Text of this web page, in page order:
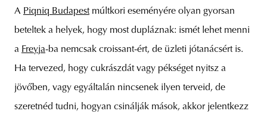
A Piqniq Budapestmúltkori eseményére olyan gyorsan
beteltek a helyek, hogy most dupláznak: ismét lehet menni
a Freyja-ba nemcsak croissant-ért, de üzleti jótanácsért is.
Ha tervezed, hogy cukrászdát vagy pékséget nyitsz a
jövőben, vagy egyáltalán nincsenek ilyen terveid, de
szeretnéd tudni, hogyan csinálják mások, akkor jelentkezz